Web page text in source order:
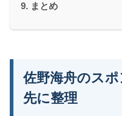
まとめ
佐野海舟のス
先に整理